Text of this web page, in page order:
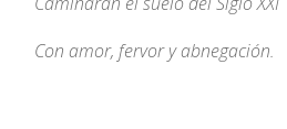
Con amor, fervor y abnegación.